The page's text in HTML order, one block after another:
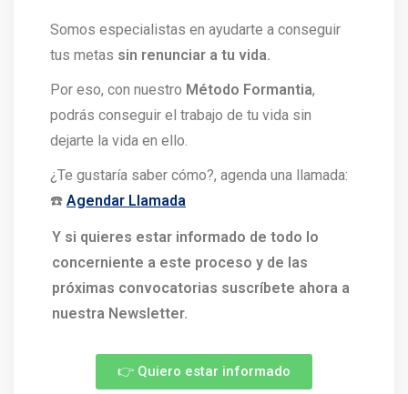
Somos especialistas en ayudarte a conseguir
tus metas sin renunciar a tu vida.
Por eso, con nuestro Método Formantia,
podrás conseguir el trabajo de tu vida sin
dejarte la vida en ello.
¿Te gustaría saber cómo?, agenda una llamada:
☎️ Agendar Llamada
Y si quieres estar informado de todo lo
concerniente a este proceso y de las
próximas convocatorias suscríbete ahora a
nuestra Newsletter.
👉 Quiero estar informado